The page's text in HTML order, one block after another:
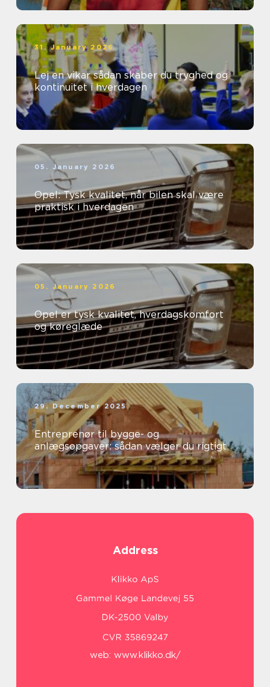
31. January 2026
Lej en vikar sådan skaber du tryghed og
kontinuitet i hverdagen
05. January 2026
Opel: Tysk kvalitet, når bilen skal være
praktisk i hverdagen
05. January 2026
Opel er tysk kvalitet, hverdagskomfort
og køreglæde
29. December 2025
Entreprenør til bygge- og
anlægsopgaver: sådan vælger du rigtigt
Address
web: www.klikko.dk/